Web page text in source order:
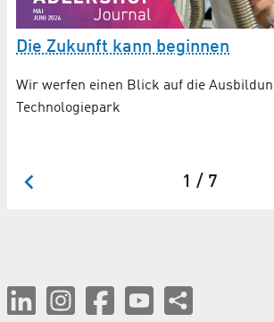
Die Zukunft kann beginnen
Wir werfen einen Blick auf die
Technologiepark
1 / 7